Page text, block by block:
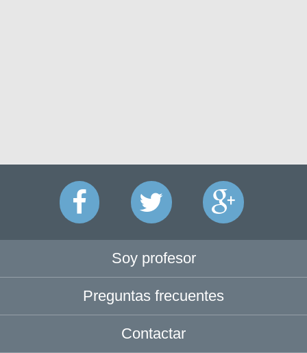
Soy profesor
Preguntas frecuentes
Contactar